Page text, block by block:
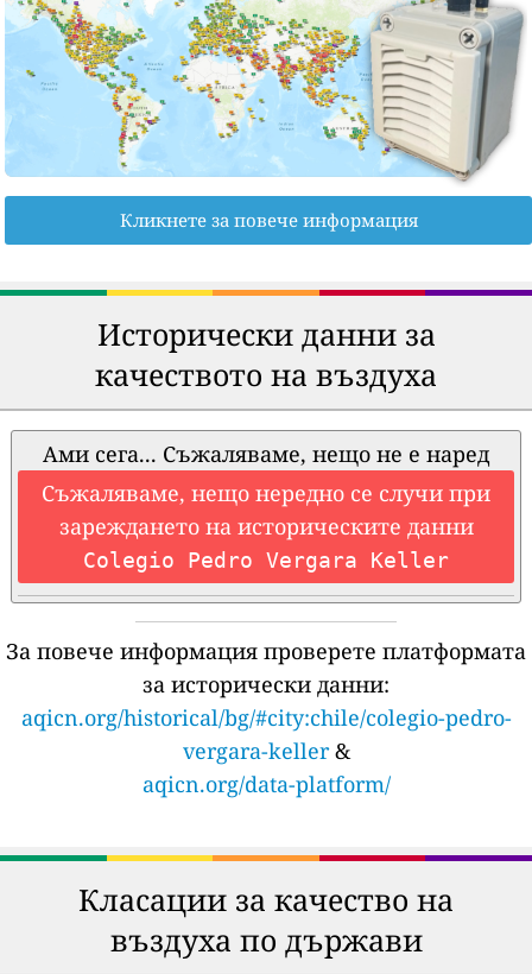
Кликнете за повече информация
Исторически данни за
качеството на въздуха
Ами сега... Съжаляваме, нещо не е наред
Съжаляваме, нещо нередно се случи при
зареждането на историческите данни
Colegio Pedro Vergara Keller
За повече информация проверете платформата
за исторически данни:
aqicn.org/historical/bg/#city:chile/colegio-pedro-
vergara-keller&
aqicn.org/data-platform/
Класации за качество на
въздуха по държави